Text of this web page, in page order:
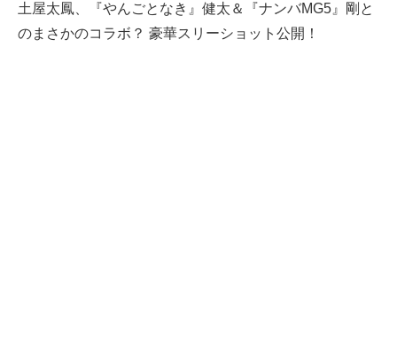
土屋太鳳、『やんごとなき』健太＆『ナンバMG5』剛と
のまさかのコラボ？ 豪華スリーショット公開！